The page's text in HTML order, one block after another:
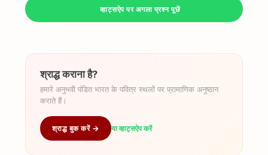
व्हाट्सऐप पर अगला प्रश्न पूछें
श्राद्ध कराना है?
हमारे अनुभवी पंडित भारत के पवित्र स्थलों पर प्रामाणिक अनुष्ठान
कराते हैं।
श्राद्ध बुक करें → या व्हाट्सऐप करें